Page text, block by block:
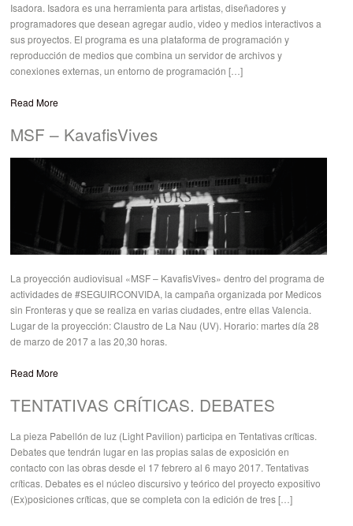
Isadora. Isadora es una herramienta para artistas, diseñadores y
programadores que desean agregar audio, video y medios interactivos a
sus proyectos. El programa es una plataforma de programación y
reproducción de medios que combina un servidor de archivos y
conexiones externas, un entorno de programación […]
Read More
MSF – KavafisVives
La proyección audiovisual «MSF – KavafisVives» dentro del programa de
actividades de #SEGUIRCONVIDA, la campaña organizada por Medicos
sin Fronteras y que se realiza en varias ciudades, entre ellas Valencia.
Lugar de la proyección: Claustro de La Nau (UV). Horario: martes día 28
de marzo de 2017 a las 20,30 horas.
Read More
TENTATIVAS CRÍTICAS. DEBATES
La pieza Pabellón de luz (Light Pavilion) participa en Tentativas críticas.
Debates que tendrán lugar en las propias salas de exposición en
contacto con las obras desde el 17 febrero al 6 mayo 2017. Tentativas
críticas. Debates es el núcleo discursivo y teórico del proyecto expositivo
(Ex)posiciones críticas, que se completa con la edición de tres […]